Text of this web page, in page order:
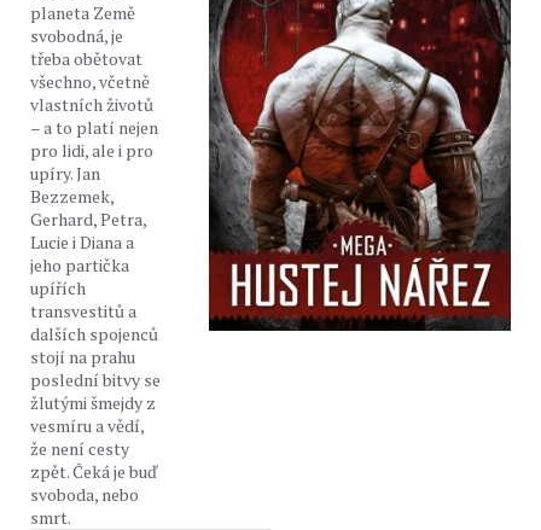
planeta Země
svobodná, je
třeba obětovat
všechno, včetně
vlastních životů
– a to platí nejen
pro lidi, ale i pro
upíry. Jan
Bezzemek,
Gerhard, Petra,
Lucie i Diana a
jeho partička
upířích
transvestitů a
dalších spojenců
stojí na prahu
poslední bitvy se
žlutými šmejdy z
vesmíru a vědí,
že není cesty
zpět. Čeká je buď
svoboda, nebo
smrt.